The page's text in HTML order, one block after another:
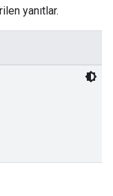
yanıtlar.